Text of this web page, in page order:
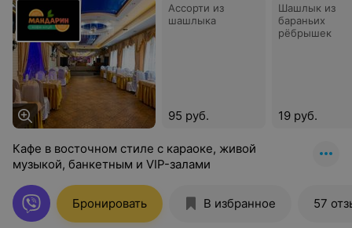
Ассорти из
шашлыка
95 руб.
Шашлык из
бараньих
рёбрышек
19 руб.
Кафе в восточном стиле с караоке, живой
музыкой, банкетным и VIP-залами
Бронировать В избранное 57